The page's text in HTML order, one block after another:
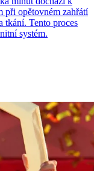
při opětovném zahřátí
tkání. Tento proces
systém.